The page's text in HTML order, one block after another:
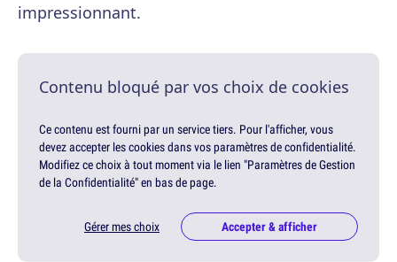
impressionnant.
Contenu bloqué par vos choix de cookies
Ce contenu est fourni par un service tiers. Pour l'afficher, vous
devez accepter les cookies dans vos paramètres de confidentialité.
Modifiez ce choix à tout moment via le lien "Paramètres de Gestion
de la Confidentialité" en bas de page.
Gérer mes choix Accepter & afficher